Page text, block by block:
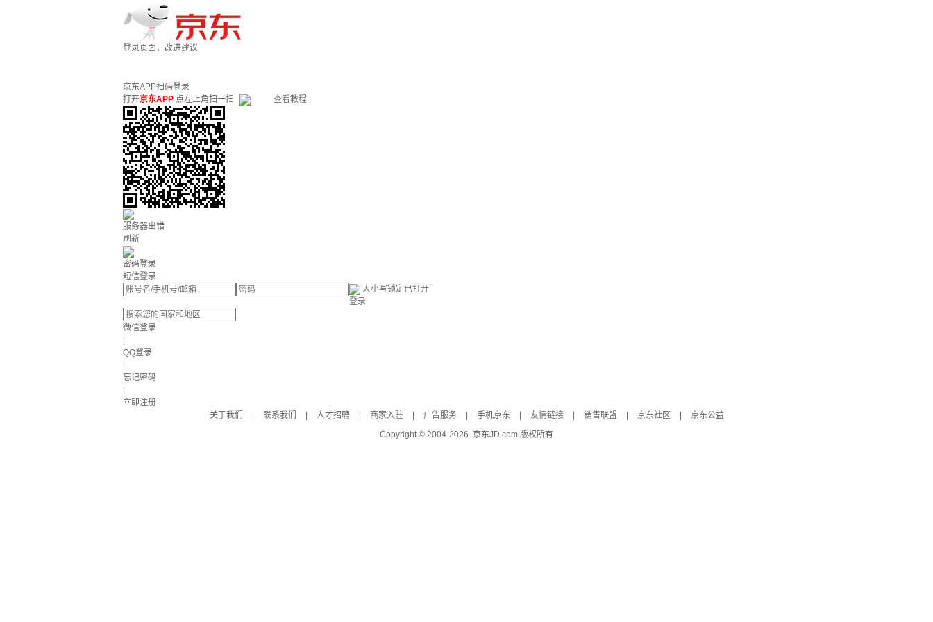
登录页面，改进建议
京东APP扫码登录
打开京东APP 点左上角扫一扫 查看教程
服务器出错
刷新
密码登录
短信登录
大小写锁定已打开
登录
微信登录
QQ登录
忘记密码
立即注册
关于我们
联系我们 人才招聘 商家入驻 广告服务 手机京东 友情链接 销售联盟 京东社区
京东公益
Copyright © 2004-2026 京东JD.com 版权所有